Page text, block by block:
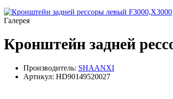
Галерея
Кронштейн задней
Производитель: SHAANXI
Артикул: HD90149520027